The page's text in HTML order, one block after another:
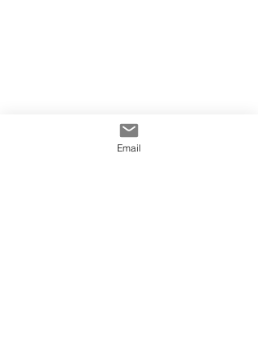
Email